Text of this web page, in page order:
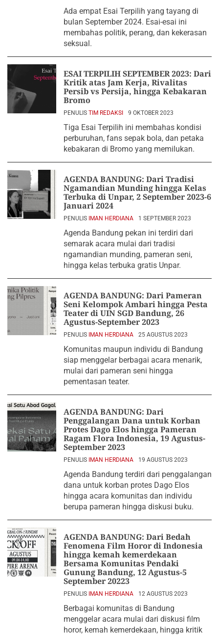
Ada empat Esai Terpilih yang tayang di
bulan September 2024. Esai-esai ini
membahas politik, perang, dan kekerasan
seksual.
ESAI TERPILIH SEPTEMBER 2023: Dari
Kritik atas Jam Kerja, Rivalitas
Persib vs Persija, hingga Kebakaran
Bromo
PENULIS TIM REDAKSI 9 OKTOBER 2023
Tiga Esai Terpilih ini membahas kondisi
perburuhan, fans sepak bola, dan petaka
kebakaran di Bromo yang memilukan.
AGENDA BANDUNG: Dari Tradisi
Ngamandian Munding hingga Kelas
Terbuka di Unpar, 2 September 2023-6
Januari 2024
PENULIS IMAN HERDIANA 1 SEPTEMBER 2023
Agenda Bandung pekan ini terdiri dari
semarak acara mulai dari tradisi
ngamandian munding, pameran seni,
hingga kelas terbuka gratis Unpar.
AGENDA BANDUNG: Dari Pameran
Seni Kelompok Ambari hingga Pesta
Teater di UIN SGD Bandung, 26
Agustus-September 2023
PENULIS IMAN HERDIANA 25 AGUSTUS 2023
Komunitas maupun individu di Bandung
siap menggelar berbagai acara menarik,
mulai dari pameran seni hingga
pementasan teater.
AGENDA BANDUNG: Dari
Penggalangan Dana untuk Korban
Protes Dago Elos hingga Pameran
Ragam Flora Indonesia, 19 Agustus-
September 2023
PENULIS IMAN HERDIANA 19 AGUSTUS 2023
Agenda Bandung terdiri dari penggalangan
dana untuk korban protes Dago Elos
hingga acara komunitas dan individu
berupa pameran hingga diskusi buku.
AGENDA BANDUNG: Dari Bedah
Fenomena Film Horor di Indonesia
hingga kemah kemerdekaan
Bersama Komunitas Pendaki
Gunung Bandung, 12 Agustus-5
September 20223
PENULIS IMAN HERDIANA 12 AGUSTUS 2023
Berbagai komunitas di Bandung
menggelar acara mulai dari diskusi film
horor, kemah kemerdekaan, hingga kritik